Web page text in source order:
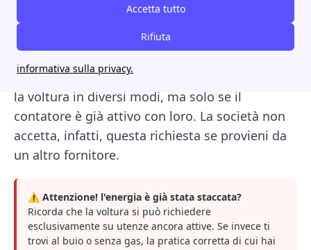
Accetta tutto
Rifiuta
informativa sulla privacy.
Optima Italia
telefonia per privati e aziende, oltre a servizi di
l'intestatario delle tue utenze
la voltura in diversi modi, ma solo se il
contatore è già attivo con loro. La società non
accetta, infatti, questa richiesta se provieni da
un altro fornitore.
⚠️ Attenzione! l'energia è già stata staccata?
Ricorda che la voltura si può richiedere
esclusivamente su utenze ancora attive. Se invece ti
trovi al buio o senza gas, la pratica corretta di cui hai